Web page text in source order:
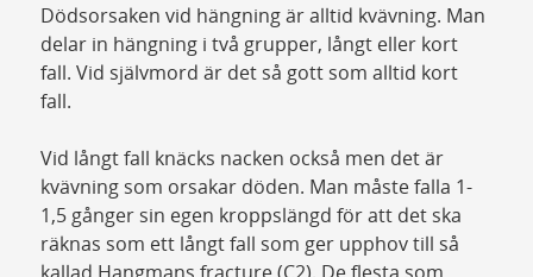
Dödsorsaken vid hängning är alltid kvävning. Man
delar in hängning i två grupper, långt eller kort
fall. Vid självmord är det så gott som alltid kort
fall.
Vid långt fall knäcks nacken också men det är
kvävning som orsakar döden. Man måste falla 1-
1,5 gånger sin egen kroppslängd för att det ska
räknas som ett långt fall som ger upphov till så
kallad Hangmans fracture (C2). De flesta som